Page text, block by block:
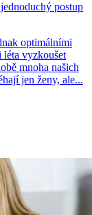
postup
optimálními
léta vyzkoušet
mnoha našich
jen ženy, ale...